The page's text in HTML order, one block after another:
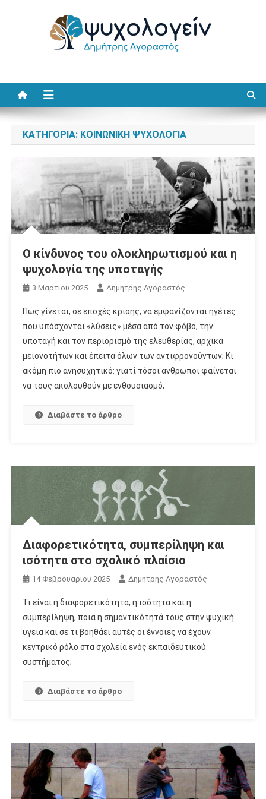
ΚΑΤΗΓΟΡΊΑ: ΚΟΙΝΩΝΙΚΗ ΨΥΧΟΛΟΓΙΑ
Ο κίνδυνος του ολοκληρωτισμού και η
ψυχολογία της υποταγής
3 Μαρτίου 2025 Δημήτρης Αγοραστός
Πώς γίνεται, σε εποχές κρίσης, να εμφανίζονται ηγέτες
που υπόσχονται «λύσεις» μέσα από τον φόβο, την
υποταγή και τον περιορισμό της ελευθερίας, αρχικά
μειονοτήτων και έπειτα όλων των αντιφρονούντων; Κι
ακόμη πιο ανησυχητικό: γιατί τόσοι άνθρωποι φαίνεται
να τους ακολουθούν με ενθουσιασμό;
Διαβάστε το άρθρο
Διαφορετικότητα, συμπερίληψη και
ισότητα στο σχολικό πλαίσιο
14 Φεβρουαρίου 2025 Δημήτρης Αγοραστός
Τι είναι η διαφορετικότητα, η ισότητα και η
συμπερίληψη, ποια η σημαντικότητά τους στην ψυχική
υγεία και σε τι βοηθάει αυτές οι έννοιες να έχουν
κεντρικό ρόλο στα σχολεία ενός εκπαιδευτικού
συστήματος;
Διαβάστε το άρθρο